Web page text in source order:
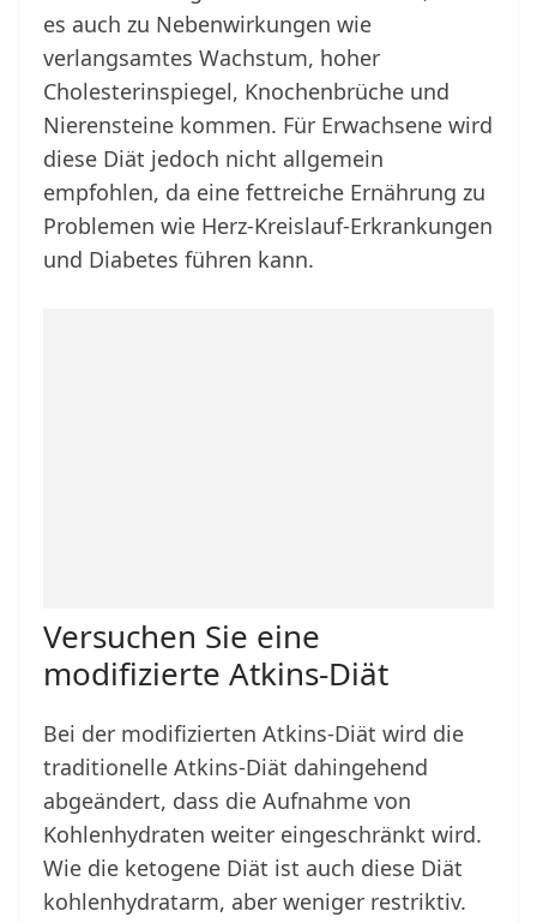
es auch zu Nebenwirkungen wie
verlangsamtes Wachstum, hoher
Cholesterinspiegel, Knochenbrüche und
Nierensteine kommen. Für Erwachsene wird
diese Diät jedoch nicht allgemein
empfohlen, da eine fettreiche Ernährung zu
Problemen wie Herz-Kreislauf-Erkrankungen
und Diabetes führen kann.
Versuchen Sie eine
modifizierte Atkins-Diät
Bei der modifizierten Atkins-Diät wird die
traditionelle Atkins-Diät dahingehend
abgeändert, dass die Aufnahme von
Kohlenhydraten weiter eingeschränkt wird.
Wie die ketogene Diät ist auch diese Diät
kohlenhydratarm, aber weniger restriktiv.